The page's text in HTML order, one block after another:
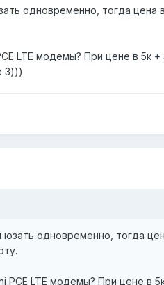
одновременно, тогда цена
LTE модемы? При цене в 5к
3)))
одновременно, тогда
LTE модемы? При цене в